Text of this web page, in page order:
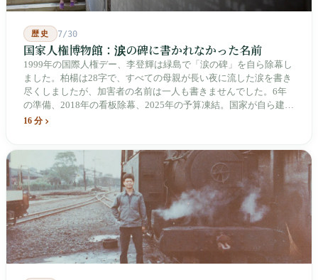
歴史 7/30
国家人権博物館：涙の碑に書かれなかった名前
1999年の国際人権デー、李登輝は緑島で「涙の碑」を自ら除幕し
ました。柏楊は28字で、すべての母親が長い夜に流した涙を書き
尽くしましたが、加害者の名前は一人も書きませんでした。6年
の準備、2018年の看板除幕、2025年の予算凍結。国家が自ら建
て、自らが行ったことを記念する博物館です。しかし解厳から39
16 分